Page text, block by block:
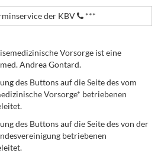
der KBV ***
Vorsorge ist eine
Andrea Gontard.
des Buttons auf die Seite des vom
Vorsorge* betriebenen
des Buttons auf die Seite des von der
betriebenen